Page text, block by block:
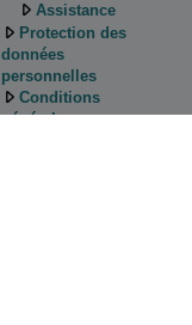
Assistance
Protection des
données
personnelles
Conditions
générales